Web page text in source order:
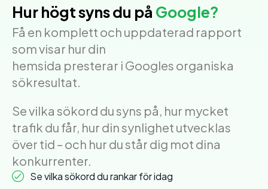
Hur högt syns du på Google?
Få en komplett och uppdaterad rapport
som visar hur din
hemsida presterar i Googles organiska
sökresultat.
Se vilka sökord du syns på, hur mycket
trafik du får, hur din synlighet utvecklas
över tid – och hur du står dig mot dina
konkurrenter.
Se vilka sökord du rankar för idag